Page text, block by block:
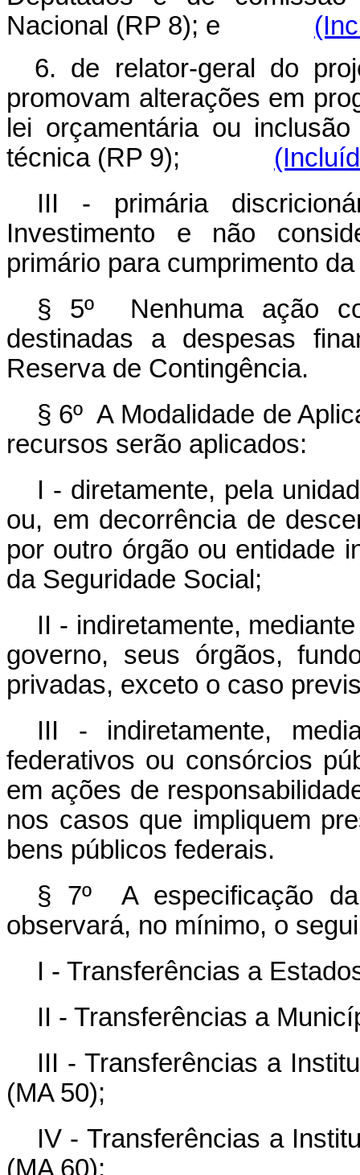
Nacional (RP 8); e
6. de relator-geral do
promovam alterações em
lei orçamentária ou
técnica (RP 9);
III - primária
Investimento e não
primário para cumprimento
§ 5º Nenhuma ação
destinadas a despesas
Reserva de Contingência.
§ 6º A Modalidade de
recursos serão aplicados:
I - diretamente, pela
ou, em decorrência de
por outro órgão ou entidade
da Seguridade Social;
II - indiretamente,
governo, seus órgãos,
privadas, exceto o caso
III - indiretamente,
federativos ou consórcios
em ações de
nos casos que impliquem
bens públicos federais.
§ 7º A especificação
observará, no mínimo, o
I - Transferências a
II - Transferências a
III - Transferências a
(MA 50);
IV - Transferências a
(MA 60);